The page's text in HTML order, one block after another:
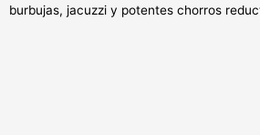
burbujas, jacuzzi y potentes chorros